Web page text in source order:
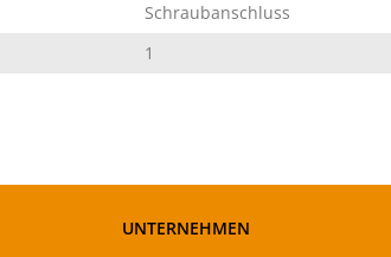
Schraubanschluss
1
UNTERNEHMEN